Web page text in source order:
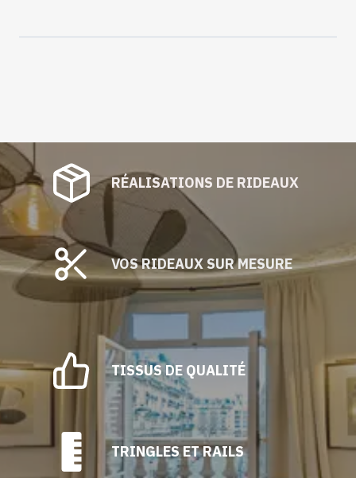
RÉALISATIONS DE RIDEAUX
VOS RIDEAUX SUR MESURE
TISSUS DE QUALITÉ
TRINGLES ET RAILS